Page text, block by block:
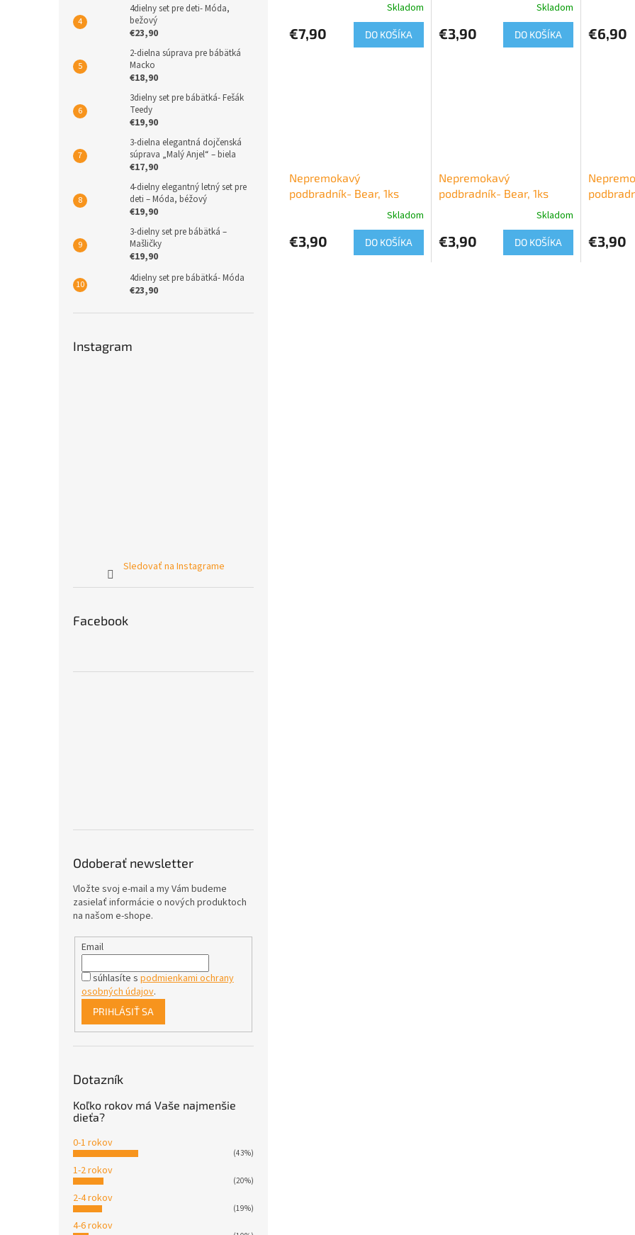
4dielny set pre deti- Móda,
bežový
€23,90
2-dielna súprava pre bábätká
Macko
€18,90
3dielny set pre bábätká- Fešák
Teedy
€19,90
3-dielna elegantná dojčenská
súprava „Malý Anjel“ – biela
€17,90
4-dielny elegantný letný set pre
deti – Móda, béžový
€19,90
3-dielny set pre bábätká –
Mašličky
€19,90
4dielny set pre bábätká- Móda
€23,90
Instagram
Sledovať na Instagrame
Facebook
Odoberať newsletter
Vložte svoj e-mail a my Vám budeme
zasielať informácie o nových produktoch
na našom e-shope.
Email
súhlasíte s podmienkami ochrany
osobných údajov.
PRIHLÁSIŤ SA
Dotazník
Koľko rokov má Vaše najmenšie
dieťa?
0-1 rokov
(43%)
1-2 rokov
(20%)
2-4 rokov
(19%)
4-6 rokov
Skladom
€7,90 DO KOŠÍKA
Skladom
€3,90 DO KOŠÍKA €6,90
Nepremokavý
podbradník- Bear, 1ks
Skladom
€3,90 DO KOŠÍKA
Nepremokavý
podbradník- Bear, 1ks
Skladom
€3,90 DO KOŠÍKA €3,90